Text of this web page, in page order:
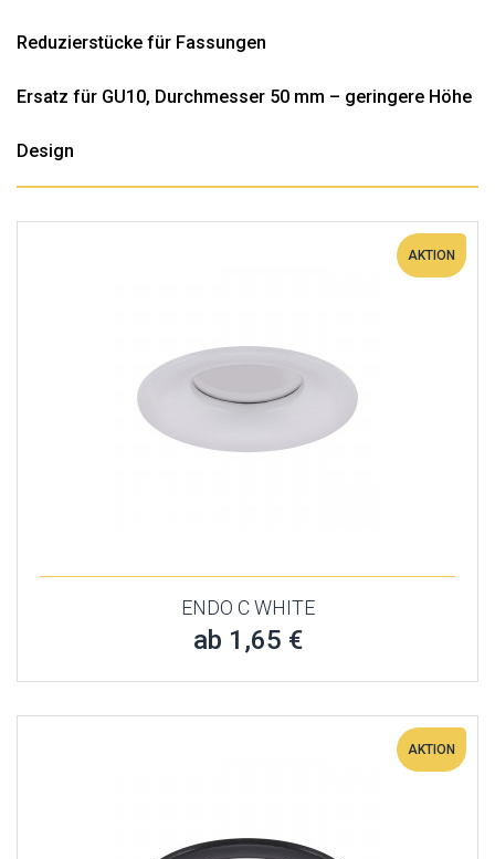
Reduzierstücke für Fassungen
Ersatz für GU10, Durchmesser 50 mm – geringere Höhe
Design
AKTION
ENDO C WHITE
ab 1,65 €
AKTION